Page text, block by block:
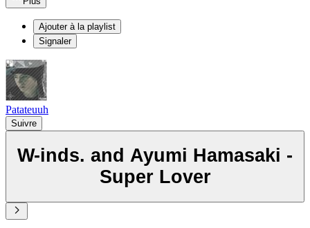
Ajouter à la playlist
Signaler
Patateuuh
Suivre
W-inds. and Ayumi Hamasaki -
Super Lover